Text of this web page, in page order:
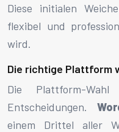
Diese initialen
flexibel und
wird.
Die richtige Plattform
Die Plattform-
Entscheidungen.
einem Drittel aller